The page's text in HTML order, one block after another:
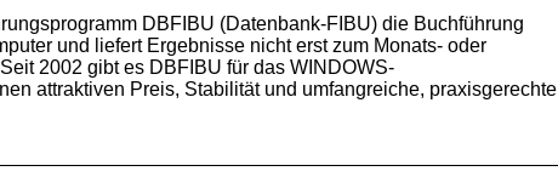
DBFIBU (Datenbank-FIBU) die Buchführung
und liefert Ergebnisse nicht erst zum Monats- oder
2002 gibt es DBFIBU für das WINDOWS-
attraktiven Preis, Stabilität und umfangreiche, praxisgerechte